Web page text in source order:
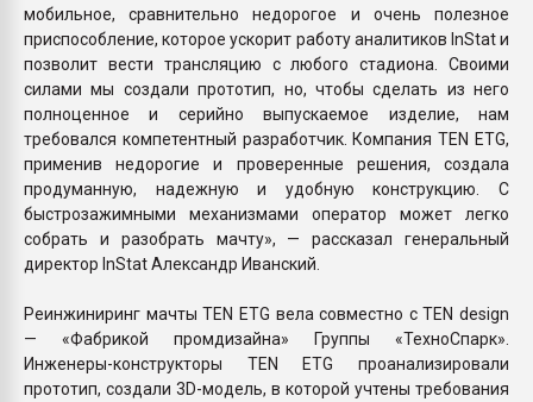
мобильное, сравнительно недорогое и очень полезное
приспособление, которое ускорит работу аналитиков InStat и
позволит вести трансляцию с любого стадиона. Своими
силами мы создали прототип, но, чтобы сделать из него
полноценное и серийно выпускаемое изделие, нам
требовался компетентный разработчик. Компания TEN ETG,
применив недорогие и проверенные решения, создала
продуманную, надежную и удобную конструкцию. С
быстрозажимными механизмами оператор может легко
собрать и разобрать мачту», — рассказал генеральный
директор InStat Александр Иванский.
Реинжиниринг мачты TEN ETG вела совместно с TEN design
— «Фабрикой промдизайна» Группы «ТехноСпарк».
Инженеры-конструкторы TEN ETG проанализировали
прототип, создали 3D-модель, в которой учтены требования